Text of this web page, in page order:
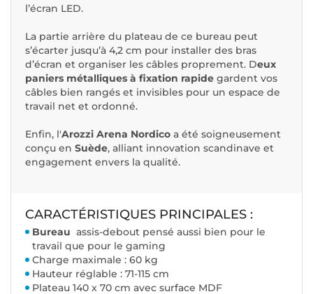
l’écran LED.
La partie arrière du plateau de ce bureau peut
s’écarter jusqu’à 4,2 cm pour installer des bras
d’écran et organiser les câbles proprement. Deux
paniers métalliques à fixation rapide gardent vos
câbles bien rangés et invisibles pour un espace de
travail net et ordonné.
Enfin, l'Arozzi Arena Nordico a été soigneusement
conçu en Suède, alliant innovation scandinave et
engagement envers la qualité.
CARACTÉRISTIQUES PRINCIPALES :
Bureau assis-debout pensé aussi bien pour le
travail que pour le gaming
Charge maximale : 60 kg
Hauteur réglable : 71-115 cm
Plateau 140 x 70 cm avec surface MDF